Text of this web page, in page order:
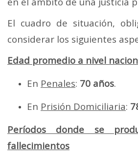
El cuadro de situación,
considerar los siguientes
Edad promedio a nivel
En Penales: 70 años.
En Prisión Domiciliaria:
Períodos donde se
fallecimientos